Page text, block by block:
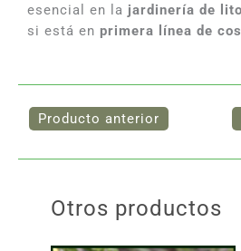
esencial en la jardinería de
si está en primera línea de
Otros productos